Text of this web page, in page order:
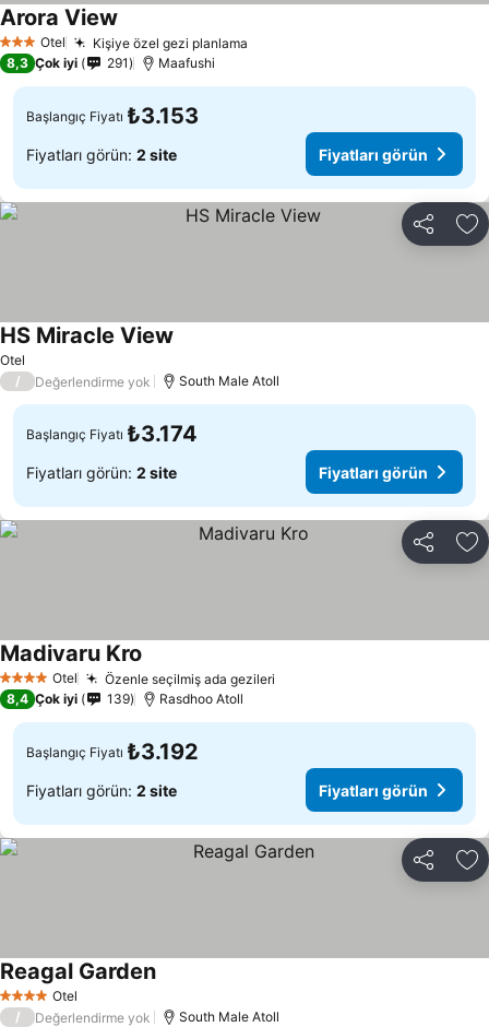
3 YıldızOtel Kişiye özel gezi planlama
Arora View
8,3 Çok iyi 291 Maafushi
Başlangıç Fiyatı ₺3.153
Fiyatları görün: 2 site Fiyatları görün
Paylaş
Otel
HS Miracle View
/ Değerlendirme yok South Male Atoll
Başlangıç Fiyatı ₺3.174
Fiyatları görün: 2 site Fiyatları görün
Paylaş
4 Yıldız Otel Özenle seçilmiş ada gezileri
Madivaru Kro
8,4 Çok iyi 139 Rasdhoo Atoll
Başlangıç Fiyatı ₺3.192
Fiyatları görün: 2 site Fiyatları görün
Paylaş
4 Yıldız Otel
Reagal GardenFiyatları görün
/ Değerlendirme yok South Male Atoll